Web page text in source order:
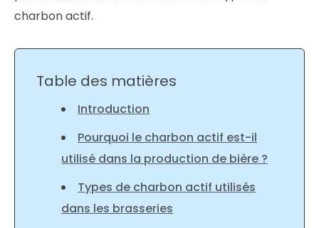
charbon actif.
Table des matières
Introduction
Pourquoi le charbon actif est-il
utilisé dans la production de bière ?
Types de charbon actif utilisés
dans les brasseries